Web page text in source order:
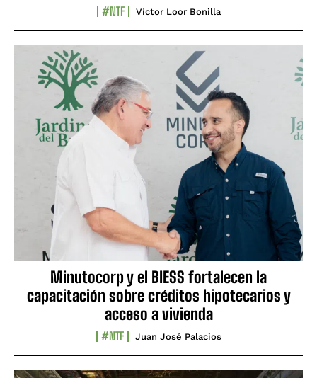
#NTF Víctor Loor Bonilla
Minutocorp y el BIESS fortalecen la
capacitación sobre créditos hipotecarios y
acceso a vivienda
#NTF Juan José Palacios